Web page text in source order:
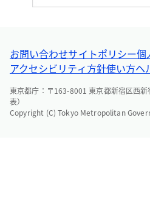
お問い合わせサイトポリシー個
アクセシビリティ方針使い方ヘ
東京都庁：〒163-8001 東京都新宿区西
表）
Copyright (C) Tokyo Metropolitan